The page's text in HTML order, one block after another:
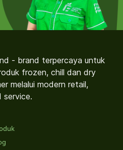
- brand terpercaya untuk
frozen, chill dan dry
melalui modern retail,